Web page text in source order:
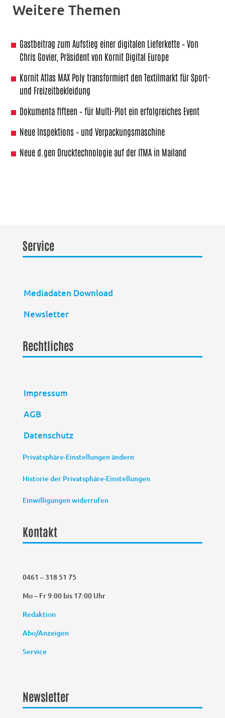
Weitere Themen
Gastbeitrag zum Aufstieg einer digitalen Lieferkette – Von
Chris Govier, Präsident von Kornit Digital Europe
Kornit Atlas MAX Poly transformiert den Textilmarkt für Sport-
und Freizeitbekleidung
Dokumenta fifteen – für Multi-Plot ein erfolgreiches Event
Neue Inspektions – und Verpackungsmaschine
Neue d.gen Drucktechnologie auf der ITMA in Mailand
Service
Mediadaten Download
Newsletter
Rechtliches
Impressum
AGB
Datenschutz
Privatsphäre-Einstellungen ändern
Historie der Privatsphäre-Einstellungen
Einwilligungen widerrufen
Kontakt
0461 – 318 51 75
Mo – Fr 9:00 bis 17:00 Uhr
Redaktion
Abo/Anzeigen
Service
Newsletter